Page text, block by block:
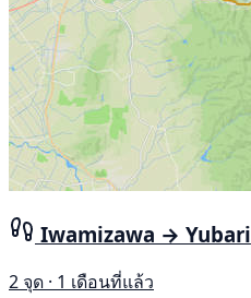
Iwamizawa → Yubari
2 จุด · 1 เดือนที่แล้ว